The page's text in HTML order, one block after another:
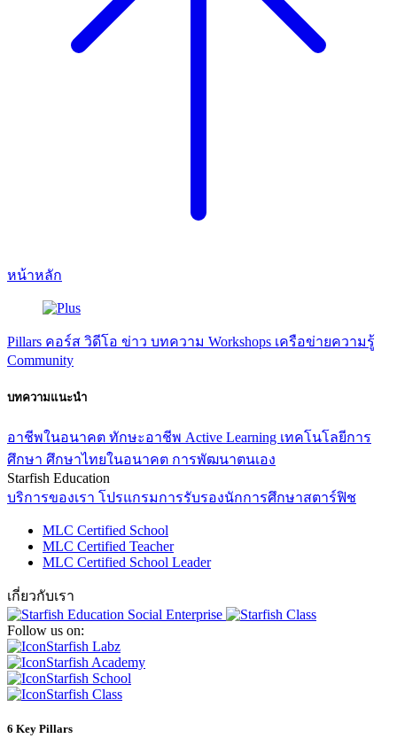
หน้าหลัก
Pillars คอร์ส วิดีโอ ข่าว บทความ Workshops เครือข่ายความรู้
Community
บทความแนะนำ
อาชีพในอนาคต ทักษะอาชีพ Active Learning เทคโนโลยีการ
ศึกษา ศึกษาไทยในอนาคต การพัฒนาตนเอง
Starfish Education
บริการของเรา โปรแกรมการรับรองนักการศึกษาสตาร์ฟิช
MLC Certified School
MLC Certified Teacher
MLC Certified School Leader
เกี่ยวกับเรา
Follow us on:
Starfish Labz
Starfish Academy
Starfish School
Starfish Class
6 Key Pillars